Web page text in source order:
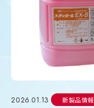
2026.01.13 新製品情報